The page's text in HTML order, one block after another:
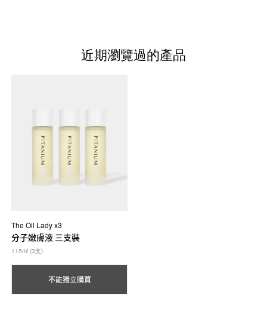
近期瀏覽過的產品
The Oil Lady x3
分子嫩膚液 三支裝
115ml (3支)
不能獨立購買